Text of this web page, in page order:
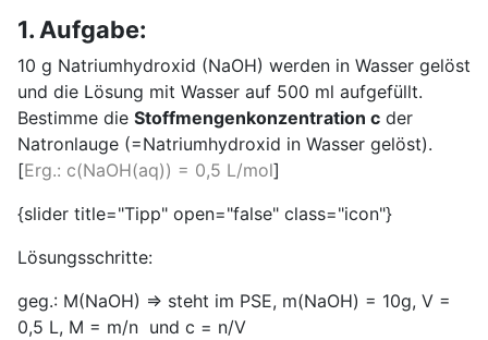
1. Aufgabe:
10 g Natriumhydroxid (NaOH) werden in Wasser gelöst
und die Lösung mit Wasser auf 500 ml aufgefüllt.
Bestimme die Stoffmengenkonzentration c der
Natronlauge (=Natriumhydroxid in Wasser gelöst).
[Erg.: c(NaOH(aq)) = 0,5 L/mol]
{slider title="Tipp" open="false" class="icon"}
Lösungsschritte:
geg.: M(NaOH) ⇒ steht im PSE, m(NaOH) = 10g, V =
0,5 L, M = m/n und c = n/V